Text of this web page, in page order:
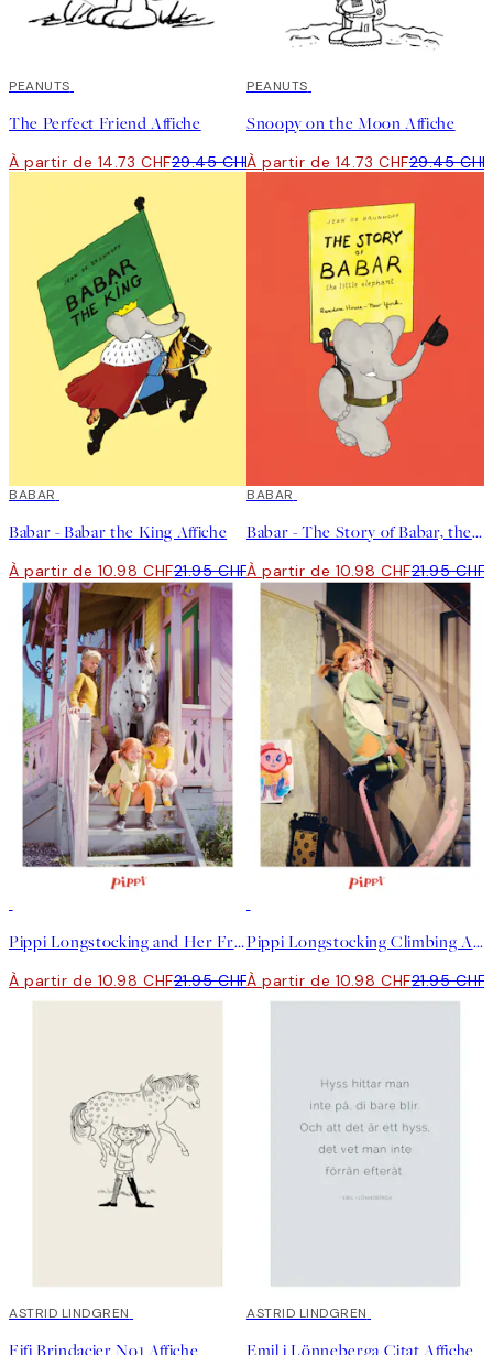
50%*
PEANUTS
The Perfect Friend Affiche
À partir de 14.73 CHF29.45 CHF
50%*
PEANUTS
Snoopy on the Moon Affiche
À partir de 14.73 CHF29.45 CHF
50%*
BABAR
Babar - Babar the King Affiche
À partir de 10.98 CHF21.95 CHF
50%*
BABAR
Babar - The Story of Babar, the Little Elephant Affiche
À partir de 10.98 CHF21.95 CHF
Pippi Longstocking and Her Friends Affiche
À partir de 10.98 CHF21.95 CHF
Pippi Longstocking Climbing Affiche
À partir de 10.98 CHF21.95 CHF
50%*
ASTRID LINDGREN
Fifi Brindacier No1 Affiche
50%*
ASTRID LINDGREN
Emil i Lönneberga Citat Affiche